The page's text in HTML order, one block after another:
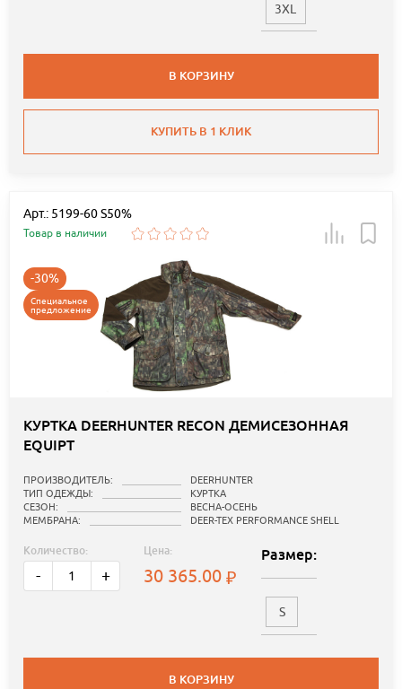
3XL
В КОРЗИНУ
КУПИТЬ В 1 КЛИК
Арт.: 5199-60 S50%
Товар в наличии
-30%
Специальное
предложение
КУРТКА DEERHUNTER RECON ДЕМИСЕЗОННАЯ
EQUIPT
ПРОИЗВОДИТЕЛЬ:
DEERHUNTER
ТИП ОДЕЖДЫ:
КУРТКА
СЕЗОН:
ВЕСНА-ОСЕНЬ
МЕМБРАНА:
DEER-TEX PERFORMANCE SHELL
Количество:
- +
Цена:
30 365.00
Размер:
S
В КОРЗИНУ